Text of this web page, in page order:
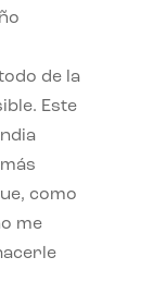
de la
Este
como
me